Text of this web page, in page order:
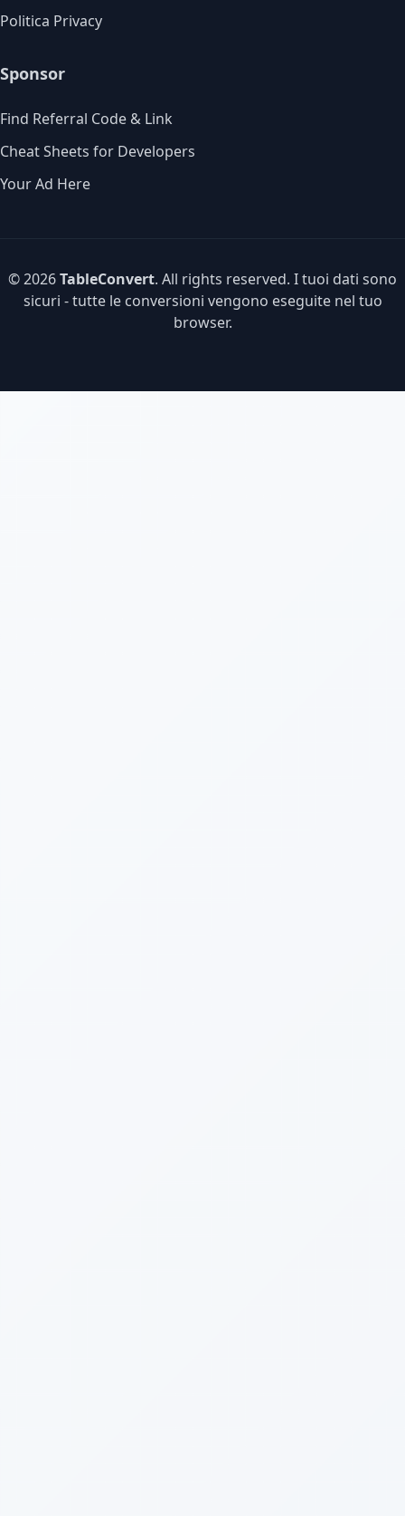
Politica Privacy
Sponsor
Find Referral Code & Link
Cheat Sheets for Developers
Your Ad Here
© 2026TableConvert. All rights reserved. I tuoi dati sono
sicuri - tutte le conversioni vengono eseguite nel tuo
browser.